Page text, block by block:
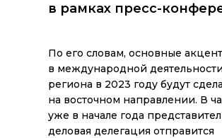
в рамках пресс-
По его словам, основные
в международной деятельности
региона в 2023 году будут
на восточном направлении. В
уже в начале года
деловая делегация отправится